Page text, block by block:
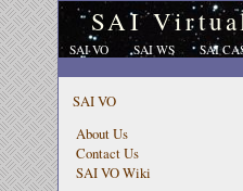
SAI
SAI VO SAI WS SAI
SAI VO
About Us
Contact Us
SAI VO Wiki